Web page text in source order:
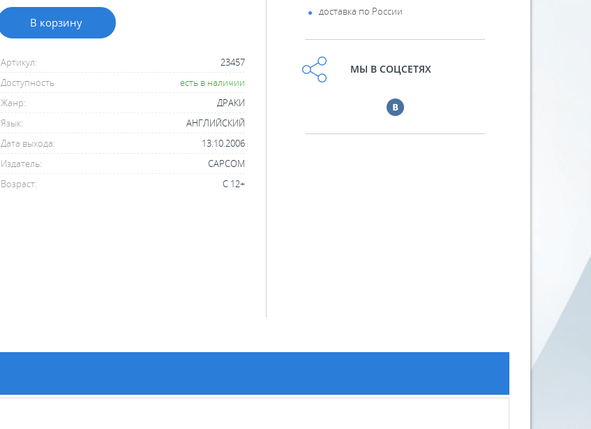
В корзину
Артикул:
23457
Доступность
есть в наличии
Жанр:
ДРАКИ
Язык:
АНГЛИЙСКИЙ
Дата выхода:
13.10.2006
Издатель:
CAPCOM
Возраст:
С 12+
доставка по России
МЫ В СОЦСЕТЯХ